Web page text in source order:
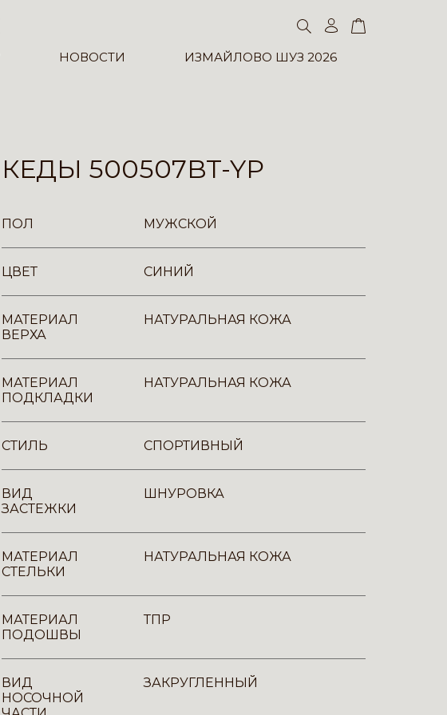
НОВОСТИ ИЗМАЙЛОВО ШУЗ 2026
КЕДЫ 500507BT-YP
ПОЛ МУЖСКОЙ
ЦВЕТ СИНИЙ
МАТЕРИАЛ
ВЕРХА
НАТУРАЛЬНАЯ КОЖА
МАТЕРИАЛ
ПОДКЛАДКИ
НАТУРАЛЬНАЯ КОЖА
СТИЛЬ СПОРТИВНЫЙ
ВИД
ЗАСТЕЖКИ
ШНУРОВКА
МАТЕРИАЛ
СТЕЛЬКИ
НАТУРАЛЬНАЯ КОЖА
МАТЕРИАЛ
ПОДОШВЫ
ТПР
ВИД
НОСОЧНОЙ
ЗАКРУГЛЕННЫЙ